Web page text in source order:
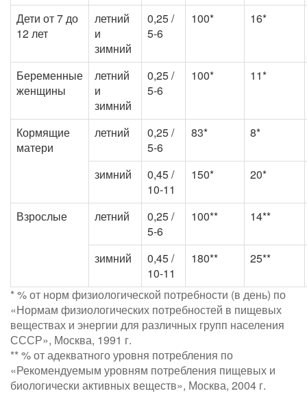
Дети от 7 до
12 лет
летний
и
зимний
0,25 /
5-6
100* 16*
Беременные
женщины
летний
и
зимний
0,25 /
5-6
100* 11*
Кормящие
матери
летний
0,25 /
5-6
83* 8*
зимний
0,45 /
10-11
150* 20*
Взрослые летний
0,25 /
5-6
100** 14**
зимний
0,45 /
10-11
180** 25**
* % от норм физиологической потребности (в день) по
«Нормам физиологических потребностей в пищевых
веществах и энергии для различных групп населения
СССР», Москва, 1991 г.
** % от адекватного уровня потребления по
«Рекомендуемым уровням потребления пищевых и
биологически активных веществ», Москва, 2004 г.